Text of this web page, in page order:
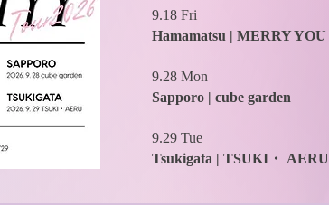
9.18 Fri
Hamamatsu | MERRY YOU
9.28 Mon
Sapporo | cube garden
9.29 Tue
Tsukigata | TSUKI・ AERU